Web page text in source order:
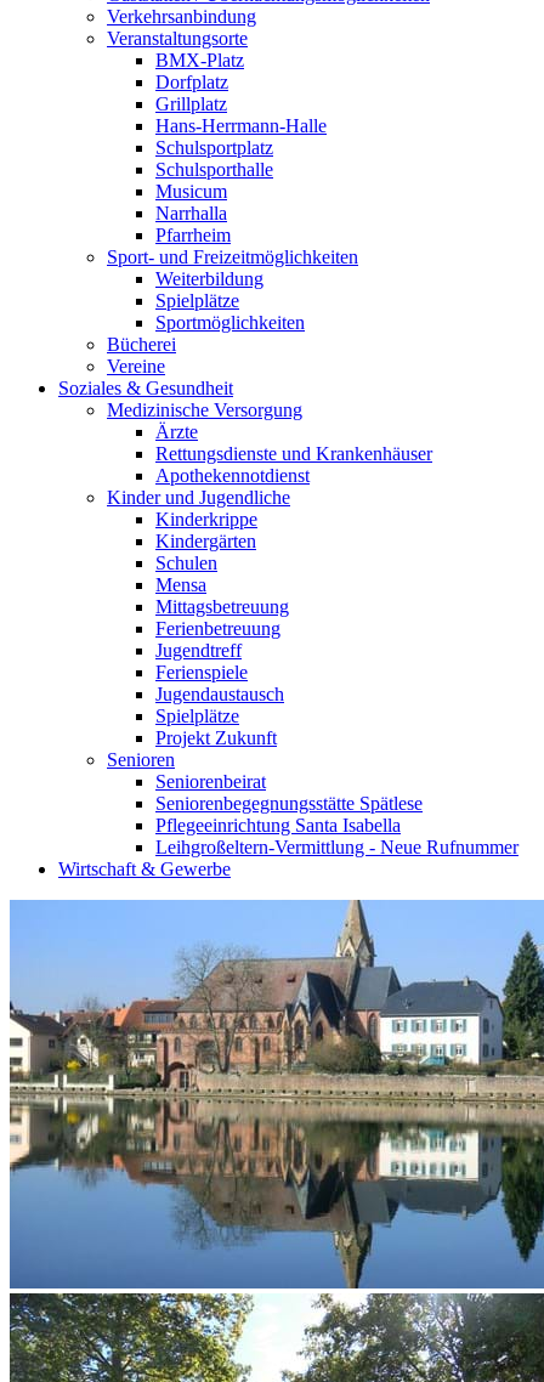
Verkehrsanbindung
Veranstaltungsorte
BMX-Platz
Dorfplatz
Grillplatz
Hans-Herrmann-Halle
Schulsportplatz
Schulsporthalle
Musicum
Narrhalla
Pfarrheim
Sport- und Freizeitmöglichkeiten
Weiterbildung
Spielplätze
Sportmöglichkeiten
Bücherei
Vereine
Soziales & Gesundheit
Medizinische Versorgung
Ärzte
Rettungsdienste und Krankenhäuser
Apothekennotdienst
Kinder und Jugendliche
Kinderkrippe
Kindergärten
Schulen
Mensa
Mittagsbetreuung
Ferienbetreuung
Jugendtreff
Ferienspiele
Jugendaustausch
Spielplätze
Projekt Zukunft
Senioren
Seniorenbeirat
Seniorenbegegnungsstätte Spätlese
Pflegeeinrichtung Santa Isabella
Leihgroßeltern-Vermittlung - Neue Rufnummer
Wirtschaft & Gewerbe